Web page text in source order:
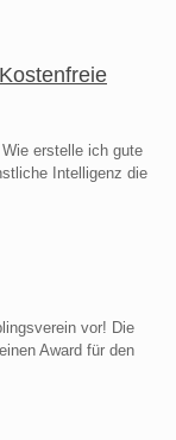
erstelle ich gute
Intelligenz die
vor! Die
Award für den